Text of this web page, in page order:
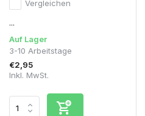
Vergleichen
...
Auf Lager
3-10 Arbeitstage
€2,95
Inkl. MwSt.